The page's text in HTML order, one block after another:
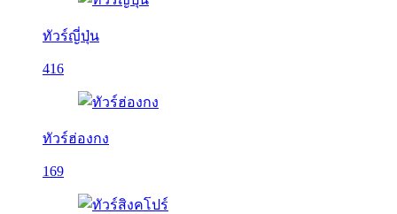
ทัวร์ญี่ปุ่น
416
ทัวร์ฮ่องกง
169